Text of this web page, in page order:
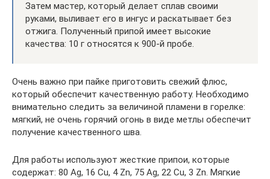
Затем мастер, который делает сплав своими
руками, выливает его в ингус и раскатывает без
отжига. Полученный припой имеет высокие
качества: 10 г относятся к 900-й пробе.
Очень важно при пайке приготовить свежий флюс,
который обеспечит качественную работу. Необходимо
внимательно следить за величиной пламени в горелке:
мягкий, не очень горячий огонь в виде метлы обеспечит
получение качественного шва.
Для работы используют жесткие припои, которые
содержат: 80 Ag, 16 Cu, 4 Zn, 75 Ag, 22 Cu, 3 Zn. Мягкие